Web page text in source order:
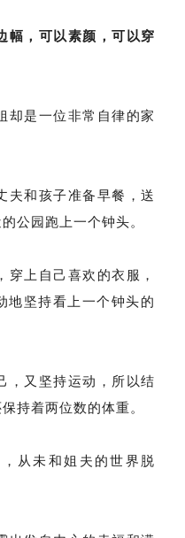
幅，可以素颜，可以穿
却是一位非常自律的家
夫和孩子准备早餐，送
公园跑上一个钟头。
穿上自己喜欢的衣服，
地坚持看上一个钟头的
，又坚持运动，所以结
持着两位数的体重。
从未和姐夫的世界脱